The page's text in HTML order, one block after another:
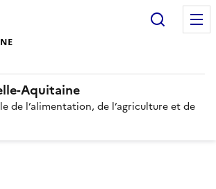
Aquitaine
de l’alimentation, de l’agriculture et de